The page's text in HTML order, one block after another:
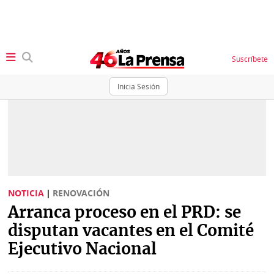
Inicia Sesión
Suscríbete
Sociedad
Judiciales
Política
Economía
K
Vivir+
NOTICIA | RENOVACIÓN
Arranca proceso en el PRD: se
disputan vacantes en el Comité
Ejecutivo Nacional